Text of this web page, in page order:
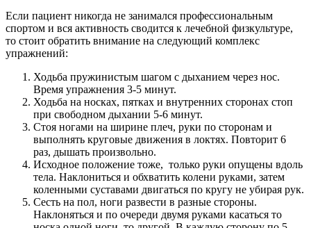
Если пациент никогда не занимался профессиональным
спортом и вся активность сводится к лечебной физкультуре,
то стоит обратить внимание на следующий комплекс
упражнений:
Ходьба пружинистым шагом с дыханием через нос.
Время упражнения 3-5 минут.
Ходьба на носках, пятках и внутренних сторонах стоп
при свободном дыхании 5-6 минут.
Стоя ногами на ширине плеч, руки по сторонам и
выполнять круговые движения в локтях. Повторит 6
раз, дышать произвольно.
Исходное положение тоже, только руки опущены вдоль
тела. Наклониться и обхватить колени руками, затем
коленными суставами двигаться по кругу не убирая рук.
Сесть на пол, ноги развести в разные стороны.
Наклоняться и по очереди двумя руками касаться то